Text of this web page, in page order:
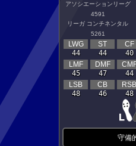
アソシエーションリーグ
4591
リーガ コンチネンタル
5261
LWG
44
ST
44
CF
40
LMF
45
DMF
47
44
LSB
48
CB
46
RSB
48
守備